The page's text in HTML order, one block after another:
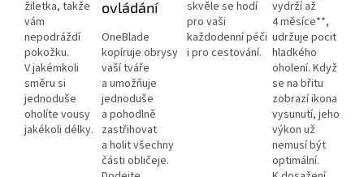
žiletka, takže
vám
nepodráždí
pokožku.
V jakémkoli
směru si
jednoduše
oholíte vousy
jakékoli délky.
ovládání
OneBlade
kopíruje obrysy
vaší tváře
a umožňuje
jednoduše
a pohodlně
zastřihovat
a holit všechny
části obličeje.
skvěle se hodí
pro vaši
každodenní péči
i pro cestování.
vydrží až
4 měsíce**,
udržuje pocit
hladkého
oholení. Když
se na břitu
zobrazí ikona
vysunutí, jeho
výkon už
nemusí být
optimální.